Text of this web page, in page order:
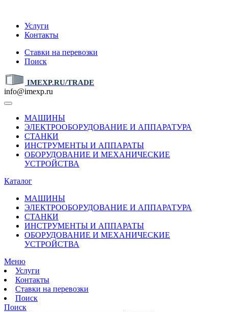
Услуги
Контакты
Ставки на перевозки
Поиск
IMEXP.RU/TRADE
info@imexp.ru
МАШИНЫ
ЭЛЕКТРООБОРУДОВАНИЕ И АППАРАТУРА
СТАНКИ
ИНСТРУМЕНТЫ И АППАРАТЫ
ОБОРУДОВАНИЕ И МЕХАНИЧЕСКИЕ
УСТРОЙСТВА
Каталог
МАШИНЫ
ЭЛЕКТРООБОРУДОВАНИЕ И АППАРАТУРА
СТАНКИ
ИНСТРУМЕНТЫ И АППАРАТЫ
ОБОРУДОВАНИЕ И МЕХАНИЧЕСКИЕ
УСТРОЙСТВА
Меню
Услуги
Контакты
Ставки на перевозки
Поиск
Поиск